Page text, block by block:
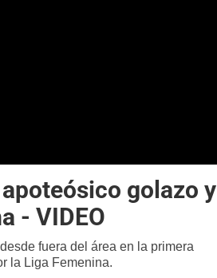
golazo y
- VIDEO
fuera del área en la primera
la Liga Femenina.